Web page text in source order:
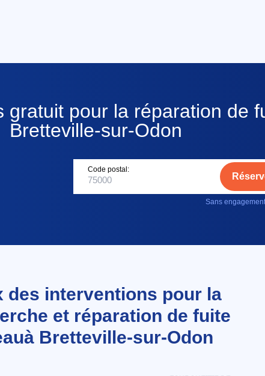
gratuit pour la réparation de
Bretteville-sur-Odon
Code postal:
Sans
des interventions pour la
et réparation de fuite
Bretteville-sur-Odon